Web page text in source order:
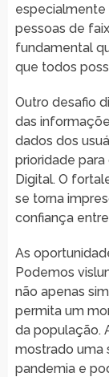
especialmente
pessoas de
fundamental
que todos
Outro desafio
das
dados dos
prioridade
Digital. O
se torna
confiança
As
Podemos
não apenas
permita um
da população.
mostrado uma
pandemia e